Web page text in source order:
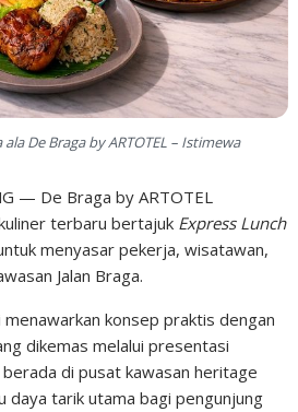
De Braga by ARTOTEL – Istimewa
— De Braga by ARTOTEL
terbaru bertajuk Express Lunch
menyasar pekerja, wisatawan,
Jalan Braga.
konsep praktis dengan
dikemas melalui presentasi
di pusat kawasan heritage
daya tarik utama bagi pengunjung